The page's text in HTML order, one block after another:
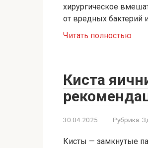
хирургическое
от вредных бактерий
Читать полностью
Киста
30.04.2025 Рубрика:
Кисты — замкнутые